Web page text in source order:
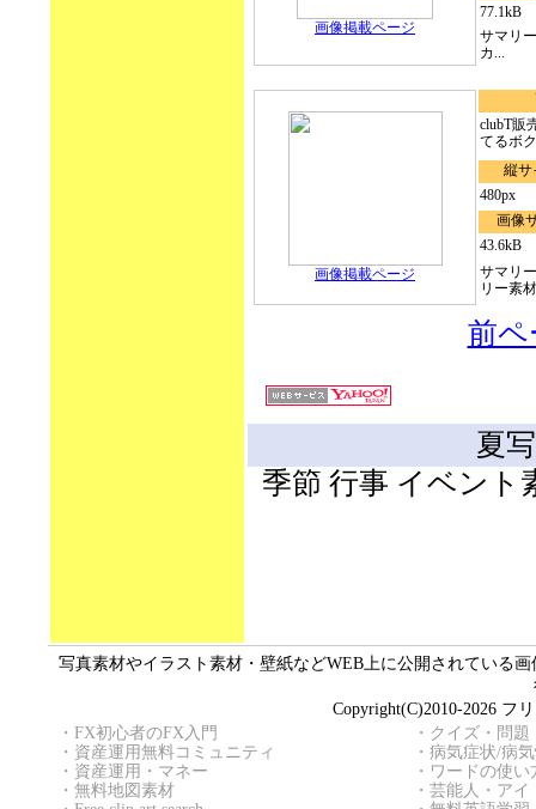
画像掲載ページ
77.1kB
サマリ
カ...
画像掲載ページ
clubT販
てるボ
縦サ
480px
画像
43.6kB
サマリ
リー素
前ペ
夏
季節 行事 イベント
写真素材やイラスト素材・壁紙などWEB上に公開されている
Copyright(C)2010-2026 フ
・ FX初心者のFX入門
・ 資産運用無料コミュニティ
・ 資産運用・マネー
・ 無料地図素材
・ クイズ・問題
・ 病気症状/病
・ ワードの使い
・ 芸能人・アイ